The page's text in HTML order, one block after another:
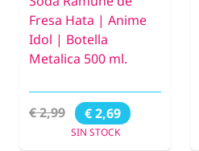
Fresa Hata | Anime
Idol | Botella
Metalica 500 ml.
€ 2,99 € 2,69
SIN STOCK